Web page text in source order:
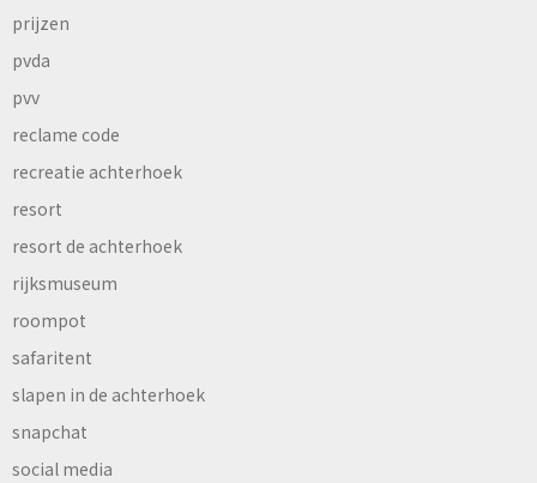
prijzen
pvda
pvv
reclame code
recreatie achterhoek
resort
resort de achterhoek
rijksmuseum
roompot
safaritent
slapen in de achterhoek
snapchat
social media